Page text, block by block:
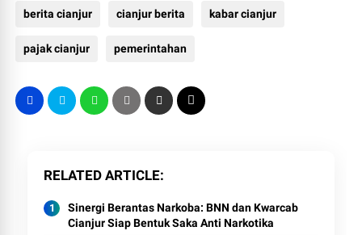
berita cianjur cianjur berita kabar cianjur
pajak cianjur pemerintahan
RELATED ARTICLE
Sinergi Berantas Narkoba: BNN dan Kwarcab
Cianjur Siap Bentuk Saka Anti Narkotika